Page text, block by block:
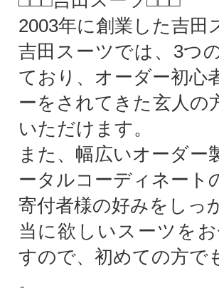
2003年に創業した吉田
吉田スーツでは、3つ
ており、オーダー初心
ーをされてきた玄人の
いただけます。
また、幅広いオーダー
ータルコーディネート
寄付者様の好みをしっ
当に欲しいスーツを
すので、初めての方で
。